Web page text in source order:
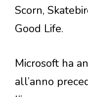
Scorn,
Good Life.
Microsoft ha
all’anno